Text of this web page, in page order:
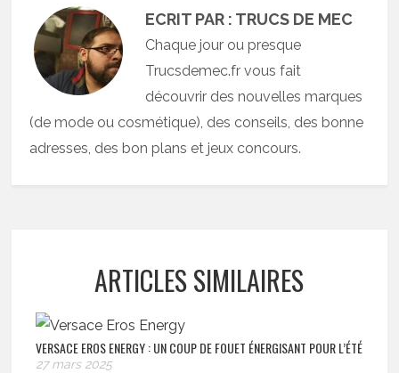
ECRIT PAR : TRUCS DE MEC
Chaque jour ou presque
Trucsdemec.fr vous fait
découvrir des nouvelles marques
(de mode ou cosmétique), des conseils, des bonne
adresses, des bon plans et jeux concours.
ARTICLES SIMILAIRES
VERSACE EROS ENERGY : UN COUP DE FOUET ÉNERGISANT POUR L’ÉTÉ
27 mars 2025